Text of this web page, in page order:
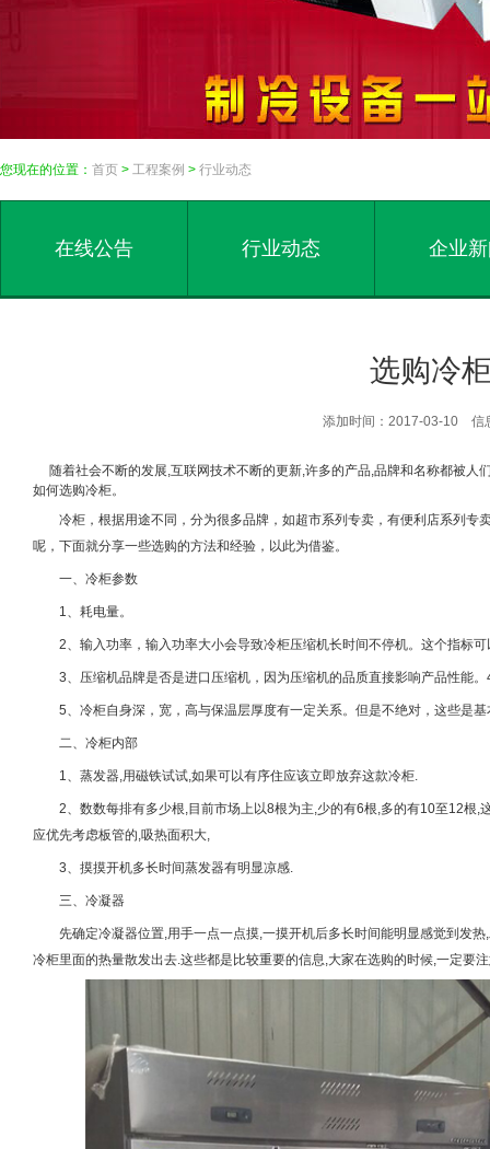
您现在的位置： 首页 > 工程案例 > 行业动态
在线公告 行业动态 企业
选购冷
添加时间：2017-03-10 信
随着社会不断的发展,互联网技术不断的更新,许多的产品,品牌和名称都被人
如何选购冷柜。
冷柜 ，根据用途不同，分为很多品牌，如超市系列专卖，有便利店系列专
呢，下面就分享一些选购的方法和经验，以此为借鉴。
一、 冷柜参数
1、耗电量。
2、输入功率，输入功率大小会导致冷柜压缩机长时间不停机。这个指标
3、压缩机品牌是否是进口压缩机，因为压缩机的品质直接影响产品性能。
5、冷柜自身深，宽，高与保温层厚度有一定关系。但是不绝对，这些是
二、 冷柜内部
1、蒸发器,用磁铁试试,如果可以有序住应该立即放弃这款冷柜.
2、数数每排有多少根,目前市场上以8根为主,少的有6根,多的有10至12根,
应优先考虑板管的,吸热面积大,
3、摸摸开机多长时间蒸发器有明显凉感.
三、冷凝器
先确定冷凝器位置,用手一点一点摸,一摸开机后多长时间能明显感觉到发热,
冷柜里面的热量散发出去.这些都是比较重要的信息,大家在选购的时候,一定要